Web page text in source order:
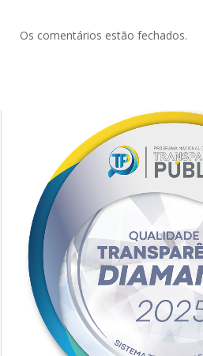
Os comentários estão fechados.